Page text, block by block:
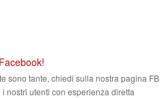
sono tante, chiedi sulla nostra pagina FB
nostri utenti con esperienza diretta